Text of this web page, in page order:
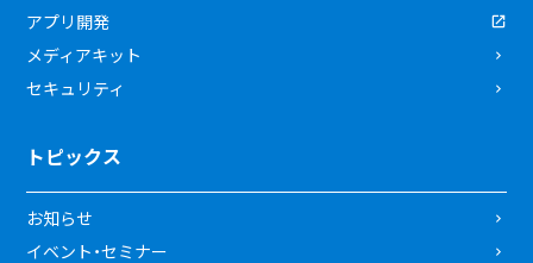
アプリ開発
メディアキット
セキュリティ
トピックス
お知らせ
イベント・セミナー